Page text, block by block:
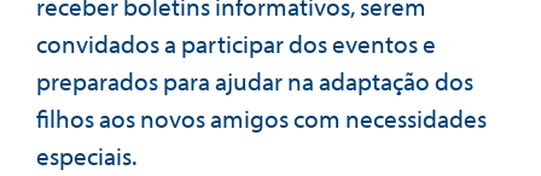
receber boletins informativos, serem
convidados a participar dos eventos e
preparados para ajudar na adaptação dos
filhos aos novos amigos com necessidades
especiais.